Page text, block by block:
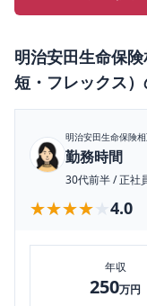
明治安田生命保
短・フレックス）
明治安田生命保険
勤務時間
30代前半/正社
★★★★★
★★★★★ 4.0
年収
250万円